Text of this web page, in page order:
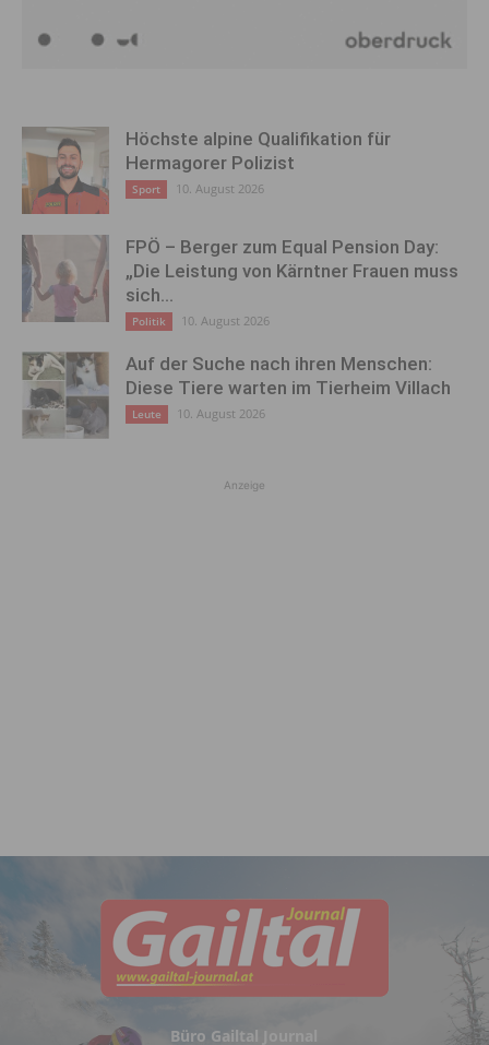
Höchste alpine Qualifikation für
Hermagorer Polizist
Sport 10. August 2026
FPÖ – Berger zum Equal Pension Day:
„Die Leistung von Kärntner Frauen muss
sich...
Politik 10. August 2026
Auf der Suche nach ihren Menschen:
Diese Tiere warten im Tierheim Villach
Leute 10. August 2026
Anzeige
Büro Gailtal Journal